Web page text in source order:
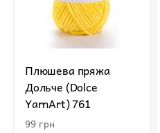
Плюшева пряжа
Дольче (Dolce
YarnArt) 761
99 грн